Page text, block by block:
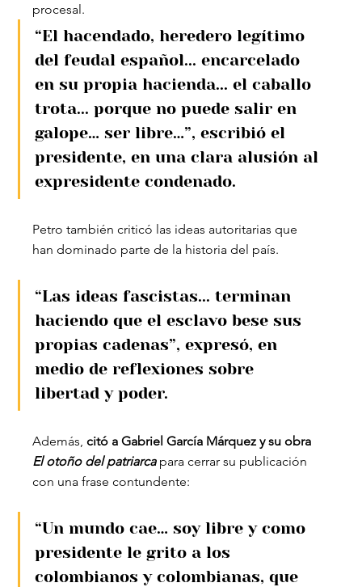
procesal.
“El hacendado, heredero legítimo
del feudal español... encarcelado
en su propia hacienda... el caballo
trota... porque no puede salir en
galope… ser libre…”, escribió el
presidente, en una clara alusión al
expresidente condenado.
Petro también criticó las ideas autoritarias que
han dominado parte de la historia del país.
“Las ideas fascistas... terminan
haciendo que el esclavo bese sus
propias cadenas”, expresó, en
medio de reflexiones sobre
libertad y poder.
Además, citó a Gabriel García Márquez y su obra
El otoño del patriarca para cerrar su publicación
con una frase contundente:
“Un mundo cae… soy libre y como
presidente le grito a los
colombianos y colombianas, que